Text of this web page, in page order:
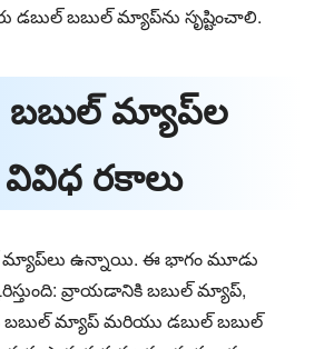
డబుల్ బబుల్ మ్యాప్‌ను సృష్టించాలి.
బబుల్ మ్యాప్‌ల
రకాలు
మ్యాప్‌లు ఉన్నాయి. ఈ భాగం మూడు
వ్రాయడానికి బబుల్ మ్యాప్,
బబుల్ మ్యాప్ మరియు డబుల్ బబుల్